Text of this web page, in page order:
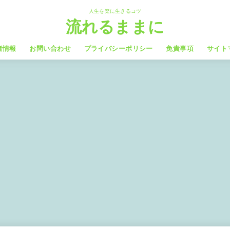
人生を楽に生きるコツ
流れるままに
情報 お問い合わせ プライバシーポリシー 免責事項 サイト